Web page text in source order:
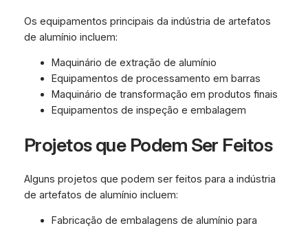
Os equipamentos principais da indústria de artefatos
de alumínio incluem:
Maquinário de extração de alumínio
Equipamentos de processamento em barras
Maquinário de transformação em produtos finais
Equipamentos de inspeção e embalagem
Projetos que Podem Ser Feitos
Alguns projetos que podem ser feitos para a indústria
de artefatos de alumínio incluem:
Fabricação de embalagens de alumínio para